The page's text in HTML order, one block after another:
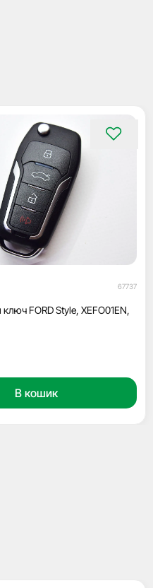
67737
FORD Style, XEFO01EN,
В кошик